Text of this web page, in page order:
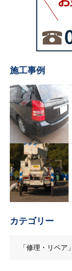
施工事例
カテゴリー
「修理・リペア